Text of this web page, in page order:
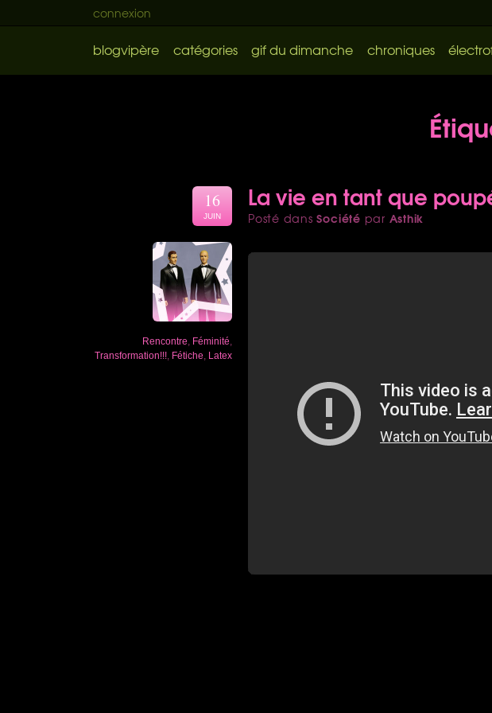
connexion
blogvipère catégories gif du dimanche chroniques
La vie en tant que
Posté dansSociété par Asthik
16
JUIN
Rencontre Féminité
Transformation!!! Fétiche Latex